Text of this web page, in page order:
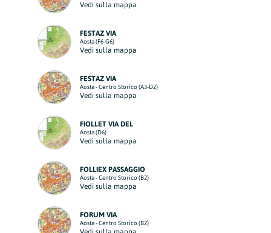
Vedi sulla mappa
FESTAZ VIA
Aosta (F6-G6)
Vedi sulla mappa
FESTAZ VIA
Aosta - Centro Storico (A3-D2)
Vedi sulla mappa
FIOLLET VIA DEL
Aosta (D6)
Vedi sulla mappa
FOLLIEX PASSAGGIO
Aosta - Centro Storico (B2)
Vedi sulla mappa
FORUM VIA
Aosta - Centro Storico (B2)